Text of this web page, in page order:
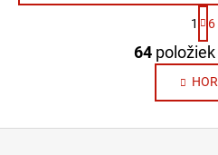
O
v
l
á
d
S
t
r
á
n
k
v
1 6
64
Z